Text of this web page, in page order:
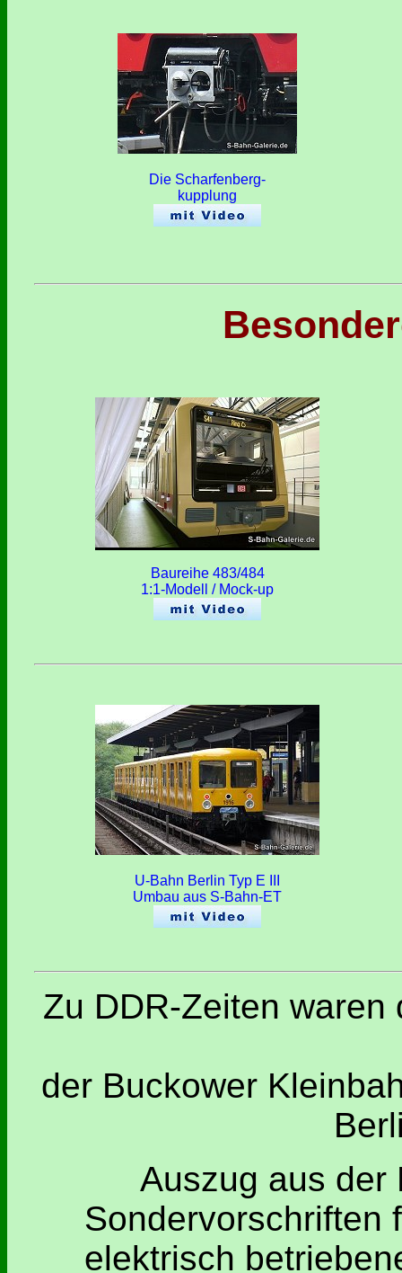
Die Scharfenberg-
kupplung
Baureihe 483/484
1:1-Modell / Mock-up
U-Bahn Berlin Typ E III
Umbau aus S-Bahn-ET
Zu DDR-Zeiten
der Buckower
Auszug aus der
Sondervorschriften
elektrisch